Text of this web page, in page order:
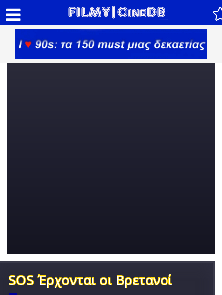
SOS Έρχονται οι Βρετανοί